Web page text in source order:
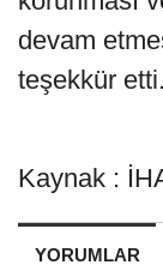
devam
teşekkür etti.
Kaynak :
YORUMLAR